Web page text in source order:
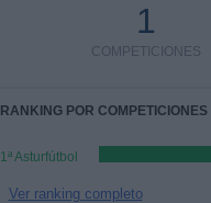
1
COMPETICIONES
RANKING POR COMPETICIONES
1ª Asturfútbol
Ver ranking completo